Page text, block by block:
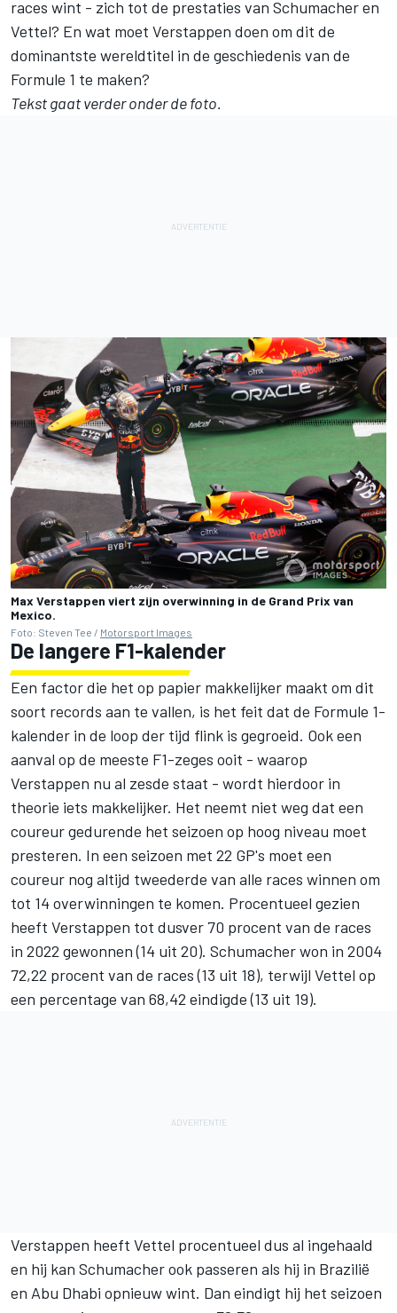
races wint - zich tot de prestaties van Schumacher en
Vettel? En wat moet Verstappen doen om dit de
dominantste wereldtitel in de geschiedenis van de
Formule 1 te maken?
Tekst gaat verder onder de foto.
Max Verstappen viert zijn overwinning in de Grand Prix van
Mexico.
Foto: Steven Tee / Motorsport Images
De langere F1-kalender
Een factor die het op papier makkelijker maakt om dit
soort records aan te vallen, is het feit dat de Formule 1-
kalender in de loop der tijd flink is gegroeid. Ook een
aanval op de meeste F1-zeges ooit - waarop
Verstappen nu al zesde staat - wordt hierdoor in
theorie iets makkelijker. Het neemt niet weg dat een
coureur gedurende het seizoen op hoog niveau moet
presteren. In een seizoen met 22 GP's moet een
coureur nog altijd tweederde van alle races winnen om
tot 14 overwinningen te komen. Procentueel gezien
heeft Verstappen tot dusver 70 procent van de races
in 2022 gewonnen (14 uit 20). Schumacher won in 2004
72,22 procent van de races (13 uit 18), terwijl Vettel op
een percentage van 68,42 eindigde (13 uit 19).
Verstappen heeft Vettel procentueel dus al ingehaald
en hij kan Schumacher ook passeren als hij in Brazilië
en Abu Dhabi opnieuw wint. Dan eindigt hij het seizoen